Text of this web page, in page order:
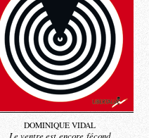
DOMINIQUE VIDAL
Le ventre est encore fécond